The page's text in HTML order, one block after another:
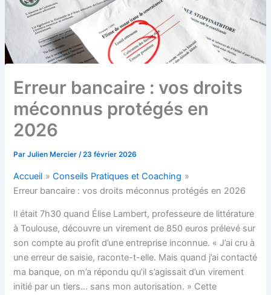
Erreur bancaire : vos droits
méconnus protégés en
2026
ParJulien Mercier /23 février 2026
Accueil
Conseils Pratiques et Coaching
Erreur bancaire : vos droits méconnus protégés en 2026
Il était 7h30 quand Élise Lambert, professeure de littérature
à Toulouse, découvre un virement de 850 euros prélevé sur
son compte au profit d’une entreprise inconnue. « J’ai cru à
une erreur de saisie, raconte-t-elle. Mais quand j’ai contacté
ma banque, on m’a répondu qu’il s’agissait d’un virement
initié par un tiers… sans mon autorisation. » Cette